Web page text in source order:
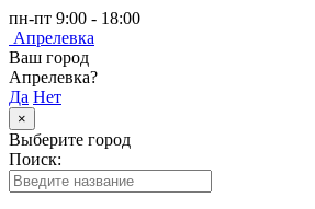
пн-пт 9:00 - 18:00
Апрелевка
Ваш город
Апрелевка?
Да Нет
×
Выберите город
Поиск: